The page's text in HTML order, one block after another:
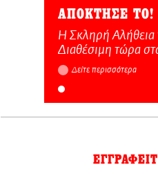
ΑΠΟΚΤΗΣΕ ΤΟ!
Η Σκληρή Αλήθεια
Διαθέσιμη τώρα
Δείτε περισσότερα